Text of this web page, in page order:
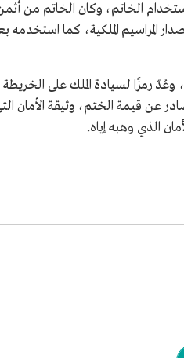
الذي بدأ فيه الملك استخدام الخاتم،
المراسيم الملكية، كما
، وعُدّ رمزًا لسيادة الملك على
عن قيمة الختم، وثيقة الأمان
الذي وهبه إياه.